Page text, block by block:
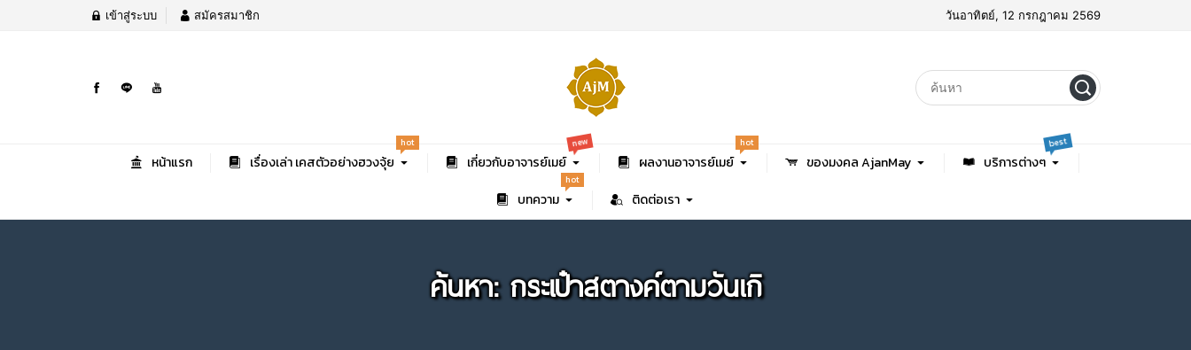
เข้าสู่ระบบ สมัครสมาชิก วันอาทิตย์, 12 กรกฎาคม 2569
หน้าแรก เรื่องเล่า เคสตัวอย่างฮวงจุ้ย
hot
เกี่ยวกับอาจารย์เมย์
new
ผลงานอาจารย์เมย์
hot
ของมงคล AjanMay บริการต่างๆ
best
บทความ
hot
ติดต่อเรา
ค้นหา: กระเป๋าสตางค์ตามวันเกิ